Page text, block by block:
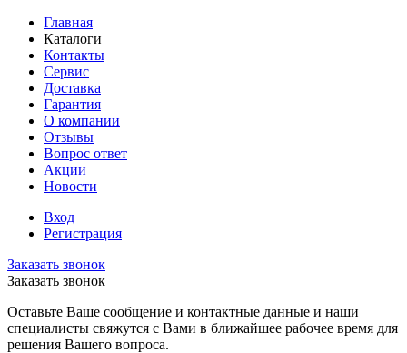
Главная
Каталоги
Контакты
Сервис
Доставка
Гарантия
О компании
Отзывы
Вопрос ответ
Акции
Новости
Вход
Регистрация
Заказать звонок
Заказать звонок
Оставьте Ваше сообщение и контактные данные и наши
специалисты свяжутся с Вами в ближайшее рабочее время для
решения Вашего вопроса.